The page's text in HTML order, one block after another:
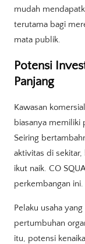
mudah
terutama bagi
mata publik.
Potensi
Panjang
Kawasan
biasanya memiliki
Seiring
aktivitas di sekitar,
ikut naik. CO
perkembangan ini.
Pelaku usaha
pertumbuhan
itu, potensi